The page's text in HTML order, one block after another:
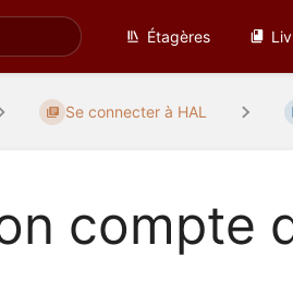
Étagères
Se connecter à HAL
compte